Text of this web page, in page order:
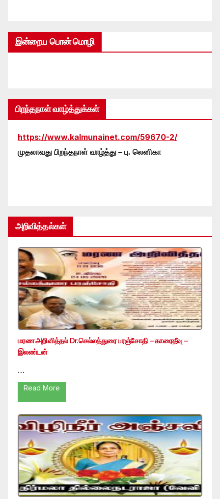
இன்றைய பொன் மொழி
பிறந்தநாள் வாழ்த்துக்கள்
https://www.kalmunainet.com/59670-2/
முதலாவது பிறந்தநாள் வாழ்த்து – பு. லெனிகா
அறிவித்தல்கள்
மரண அறிவித்தல் Dr.செல்லத்துரை பரஞ்சோதி – காரைதீவு –
இலண்டன்
…
Read More